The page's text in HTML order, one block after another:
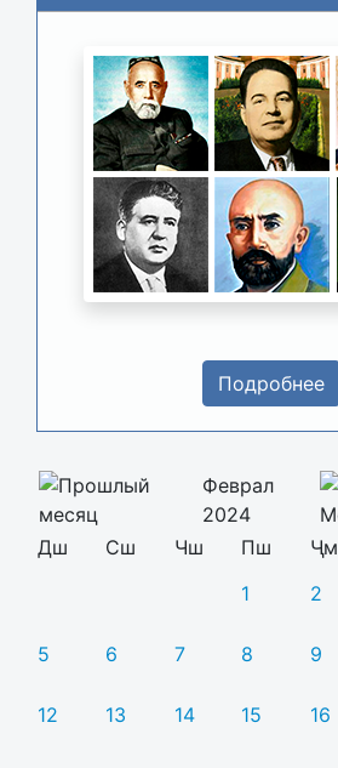
Подробнее
Феврал
2024
Дш
Сш Чш Пш Ҷм
1
2
5 6 7 8 9
12 13 14 15 16